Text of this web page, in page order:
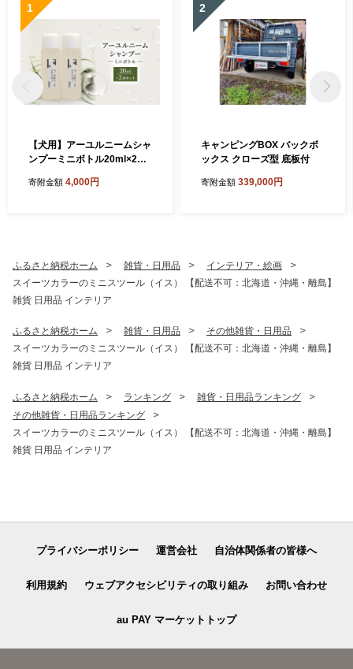
1
【犬用】アーユルニームシャ
ンプーミニボトル20ml×2本
プー 雑貨 日用品 犬用シャン
寄附金額 4,000円
2
キャンピングBOX バックボ
ックス クローズ型 底板付
寄附金額 339,000円
ふるさと納税ホーム 雑貨・日用品
インテリア・絵画
スイーツカラーのミニスツール（イス） 【配送不可：北海道・沖縄・離島】
雑貨 日用品 インテリア
ふるさと納税ホーム 雑貨・日用品
その他雑貨・日用品
スイーツカラーのミニスツール（イス） 【配送不可：北海道・沖縄・離島】
雑貨 日用品 インテリア
ふるさと納税ホーム ランキング
雑貨・日用品ランキング
その他雑貨・日用品ランキング
スイーツカラーのミニスツール（イス） 【配送不可：北海道・沖縄・離島】
雑貨 日用品 インテリア
プライバシーポリシー 運営会社 自治体関係者の皆様へ
利用規約 ウェブアクセシビリティの取り組み お問い合わせ
au PAY マーケットトップ